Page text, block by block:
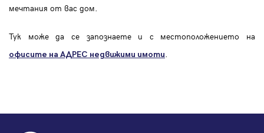
мечтания от вас дом.
Тук може да се запознаете и с местоположението на
офисите на АДРЕС недвижими имоти